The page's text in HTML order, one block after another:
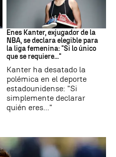
Enes Kanter, exjugador de la
NBA, se declara elegible para
la liga femenina: "Si lo único
que se requiere..."
Kanter ha desatado la
polémica en el deporte
estadounidense: "Si
simplemente declarar
quién eres..."